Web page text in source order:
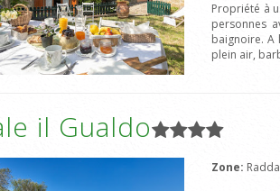
Propriété à
personnes
baignoire. A
plein air,
il Gualdo
Zone: